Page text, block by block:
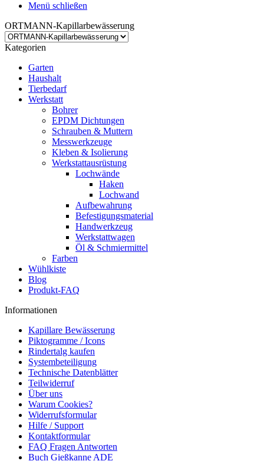
Menü schließen
ORTMANN-Kapillarbewässerung
Kategorien
Garten
Haushalt
Tierbedarf
Werkstatt
Bohrer
EPDM Dichtungen
Schrauben & Muttern
Messwerkzeuge
Kleben & Isolierung
Werkstattausrüstung
Lochwände
Haken
Lochwand
Aufbewahrung
Befestigungsmaterial
Handwerkzeug
Werkstattwagen
Öl & Schmiermittel
Farben
Wühlkiste
Blog
Produkt-FAQ
Informationen
Kapillare Bewässerung
Piktogramme / Icons
Rindertalg kaufen
Systembeteiligung
Technische Datenblätter
Teilwiderruf
Über uns
Warum Cookies?
Widerrufsformular
Hilfe / Support
Kontaktformular
FAQ Fragen Antworten
Buch Gießkanne ADE